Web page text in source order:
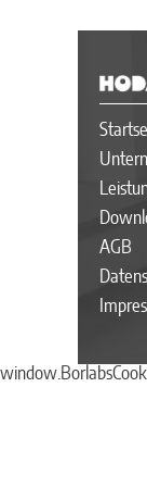
AGB